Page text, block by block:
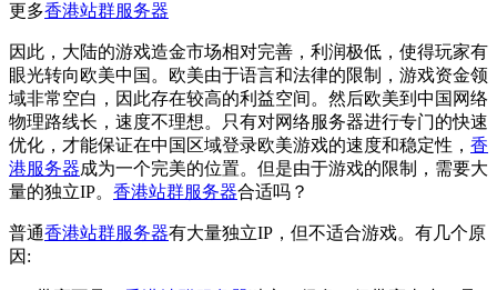
更多香港站群服务器
因此，大陆的游戏造金市场相对完善，利润极低，使得玩家有
眼光转向欧美中国。欧美由于语言和法律的限制，游戏资金领
域非常空白，因此存在较高的利益空间。然后欧美到中国网络
物理路线长，速度不理想。只有对网络服务器进行专门的快速
优化，才能保证在中国区域登录欧美游戏的速度和稳定性， 香
港服务器成为一个完美的位置。但是由于游戏的限制，需要大
量的独立IP。 香港站群服务器合适吗？
普通香港站群服务器有大量独立IP，但不适合游戏。有几个原
因: